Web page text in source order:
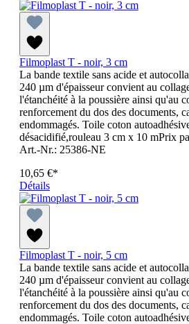
Filmoplast T - noir, 3 cm
La bande textile sans acide et
240 µm d'épaisseur convient au
l'étanchéité à la poussière ainsi qu'au
renforcement du dos des documents,
endommagés. Toile coton
désacidifié,rouleau 3 cm x 10 mPrix
Art.-Nr.: 25386-NE
10,65 €*
Détails
Filmoplast T - noir, 5 cm
La bande textile sans acide et
240 µm d'épaisseur convient au
l'étanchéité à la poussière ainsi qu'au
renforcement du dos des documents,
endommagés. Toile coton